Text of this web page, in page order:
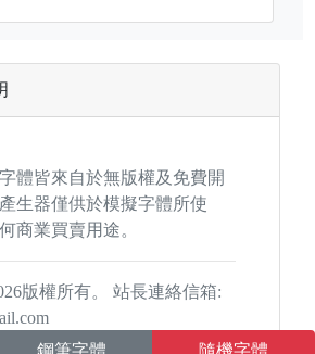
體皆來自於無版權及免費開
生器僅供於模擬字體所使
商業買賣用途。
版權所有。 站長連絡信箱:
鋼筆字體 隨機字體